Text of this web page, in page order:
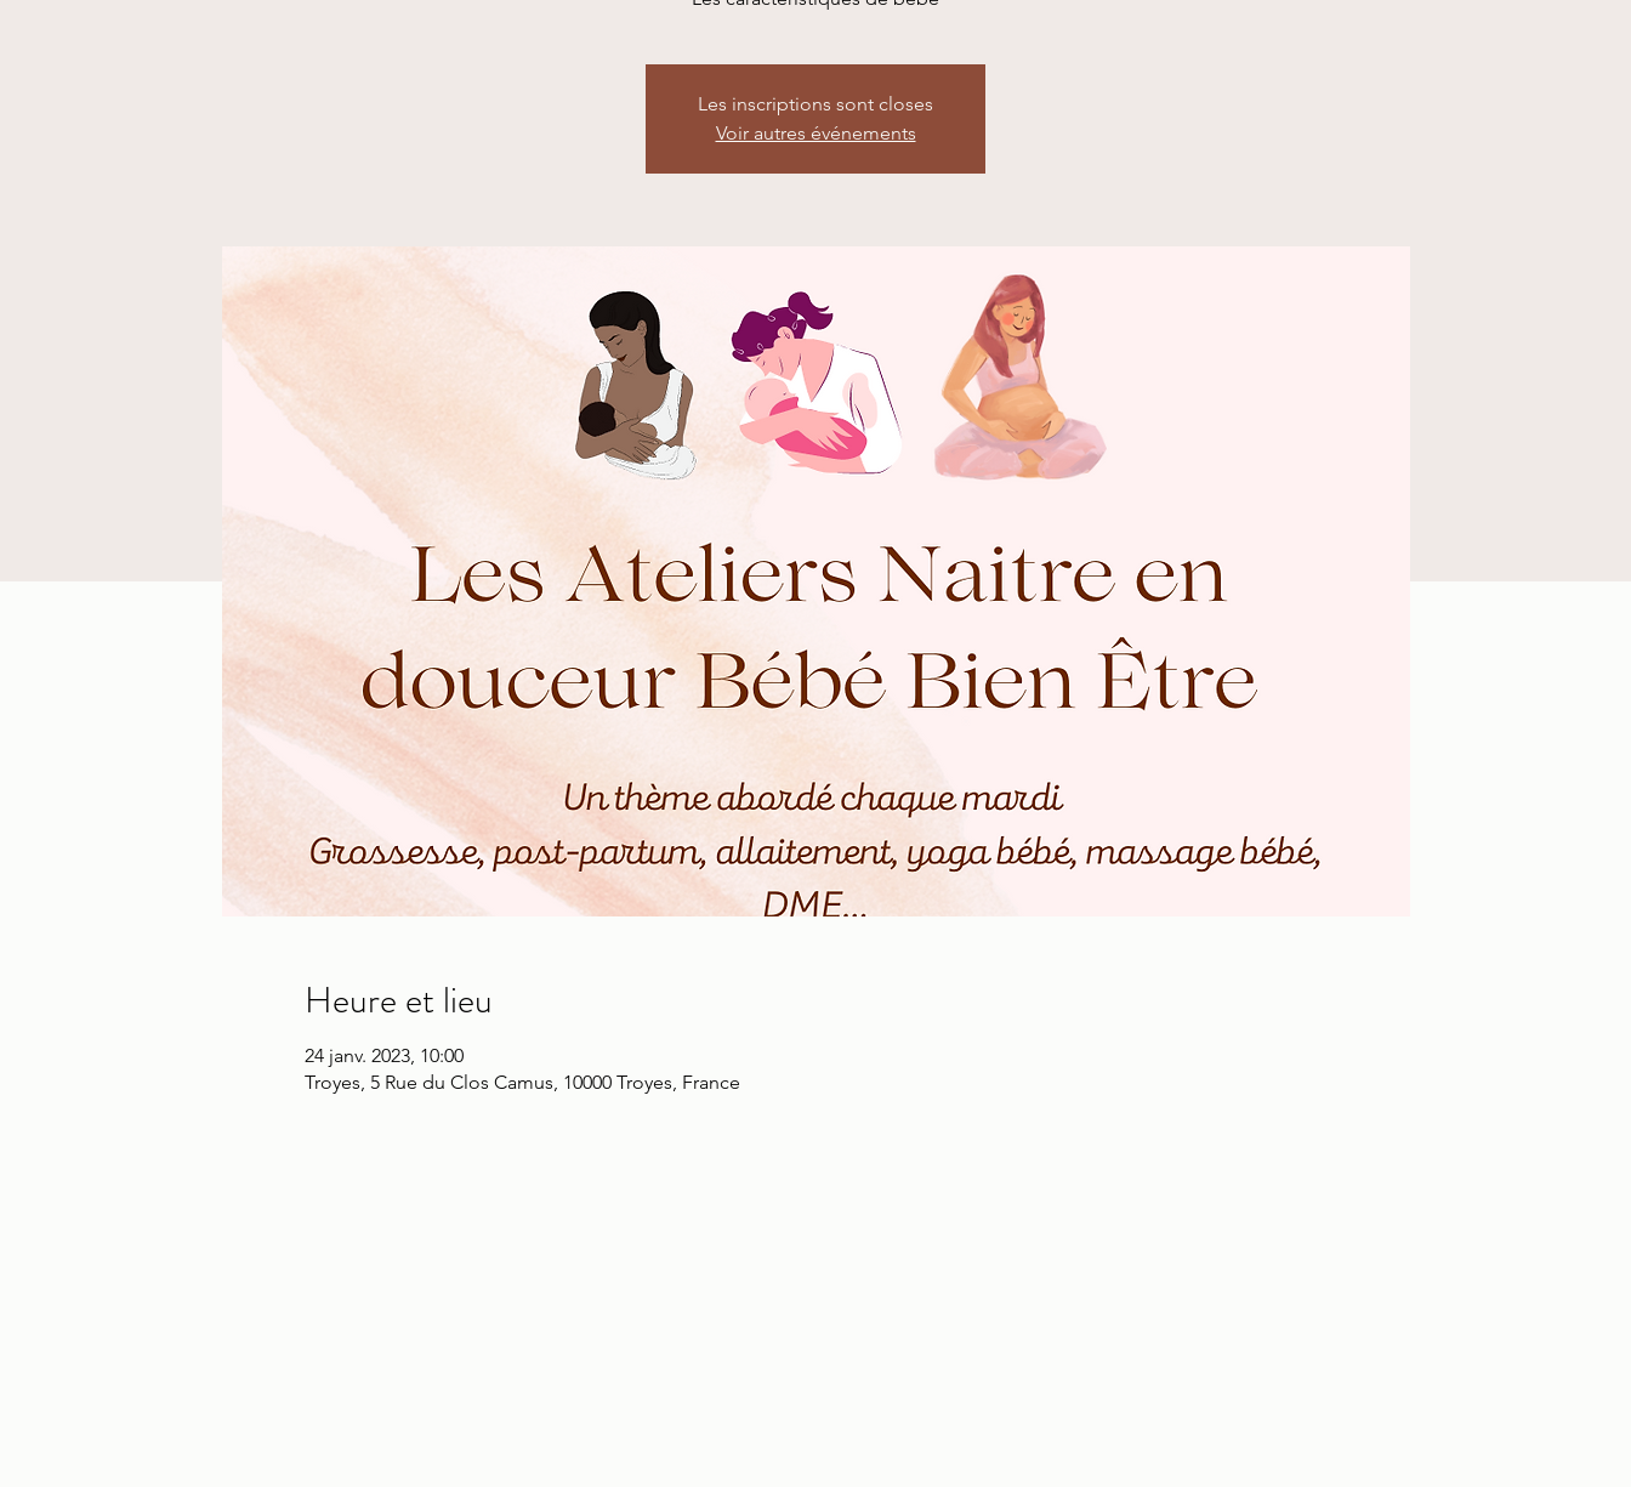
Les inscriptions sont closes
Voir autres événements
Heure et lieu
24 janv. 2023, 10:00
Troyes, 5 Rue du Clos Camus, 10000 Troyes, France